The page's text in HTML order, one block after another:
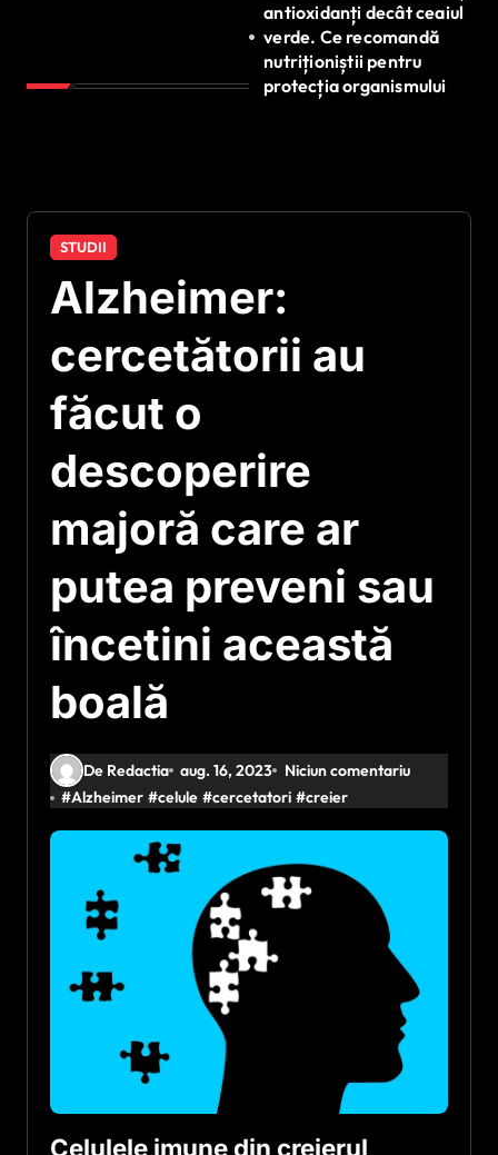
antioxidanți decât ceaiul
verde. Ce recomandă
nutriționiștii pentru
protecția organismului
STUDII
Alzheimer:
cercetătorii au
făcut o
descoperire
majoră care ar
putea preveni sau
încetini această
boală
De Redactia aug. 16, 2023
Niciun comentariu
#Alzheimer #celule #cercetatori #creier
Celulele imune din creierul